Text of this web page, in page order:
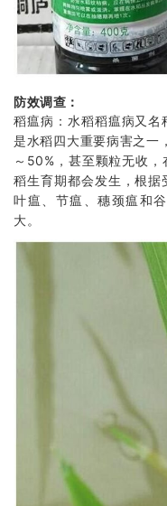
防效调查：
稻瘟病：水稻稻瘟病又名
是水稻四大重要病害之一
～50%，甚至颗粒无收
稻生育期都会发生，根据
叶瘟、节瘟、穗颈瘟和
大。